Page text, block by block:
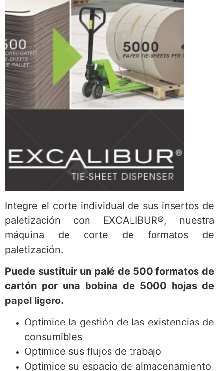
Integre el corte individual de sus insertos de
paletización con EXCALIBUR®, nuestra
máquina de corte de formatos de
paletización.
Puede sustituir un palé de 500 formatos de
cartón por una bobina de 5000 hojas de
papel ligero.
Optimice la gestión de las existencias de
consumibles
Optimice sus flujos de trabajo
Optimice su espacio de almacenamiento